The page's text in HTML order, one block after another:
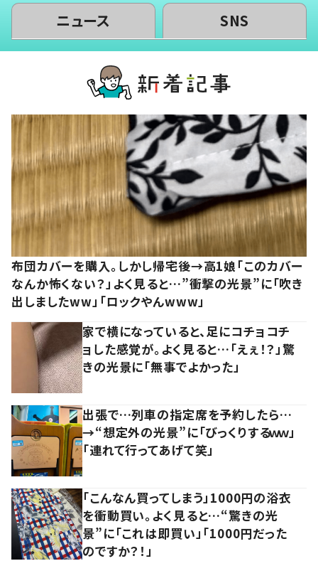
ニュース SNS
布団カバーを購入。しかし帰宅後→高1娘「このカバー
なんか怖くない？」よく見ると…”衝撃の光景”に「吹き
出しましたww」「ロックやんwww」
家で横になっていると、足にコチョコチ
ョした感覚が。よく見ると…「えぇ！？」驚
きの光景に「無事でよかった」
出張で…列車の指定席を予約したら…
→“想定外の光景”に「びっくりするｗｗ」
「連れて行ってあげて笑」
「こんなん買ってしまう」1000円の浴衣
を衝動買い。よく見ると…“驚きの光
景”に「これは即買い」「1000円だった
のですか？！」